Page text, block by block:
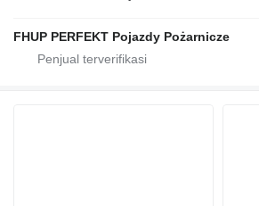
FHUP PERFEKT Pojazdy Pożarnicze